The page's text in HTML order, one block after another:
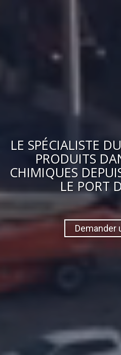
LE SPÉCIALISTE
PRODUITS
CHIMIQUES
LE PORT
Demander